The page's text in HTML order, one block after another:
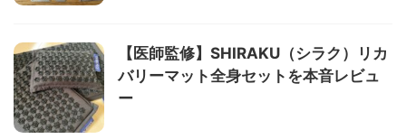
【医師監修】SHIRAKU（シラク）リカ
バリーマット全身セットを本音レビュ
ー